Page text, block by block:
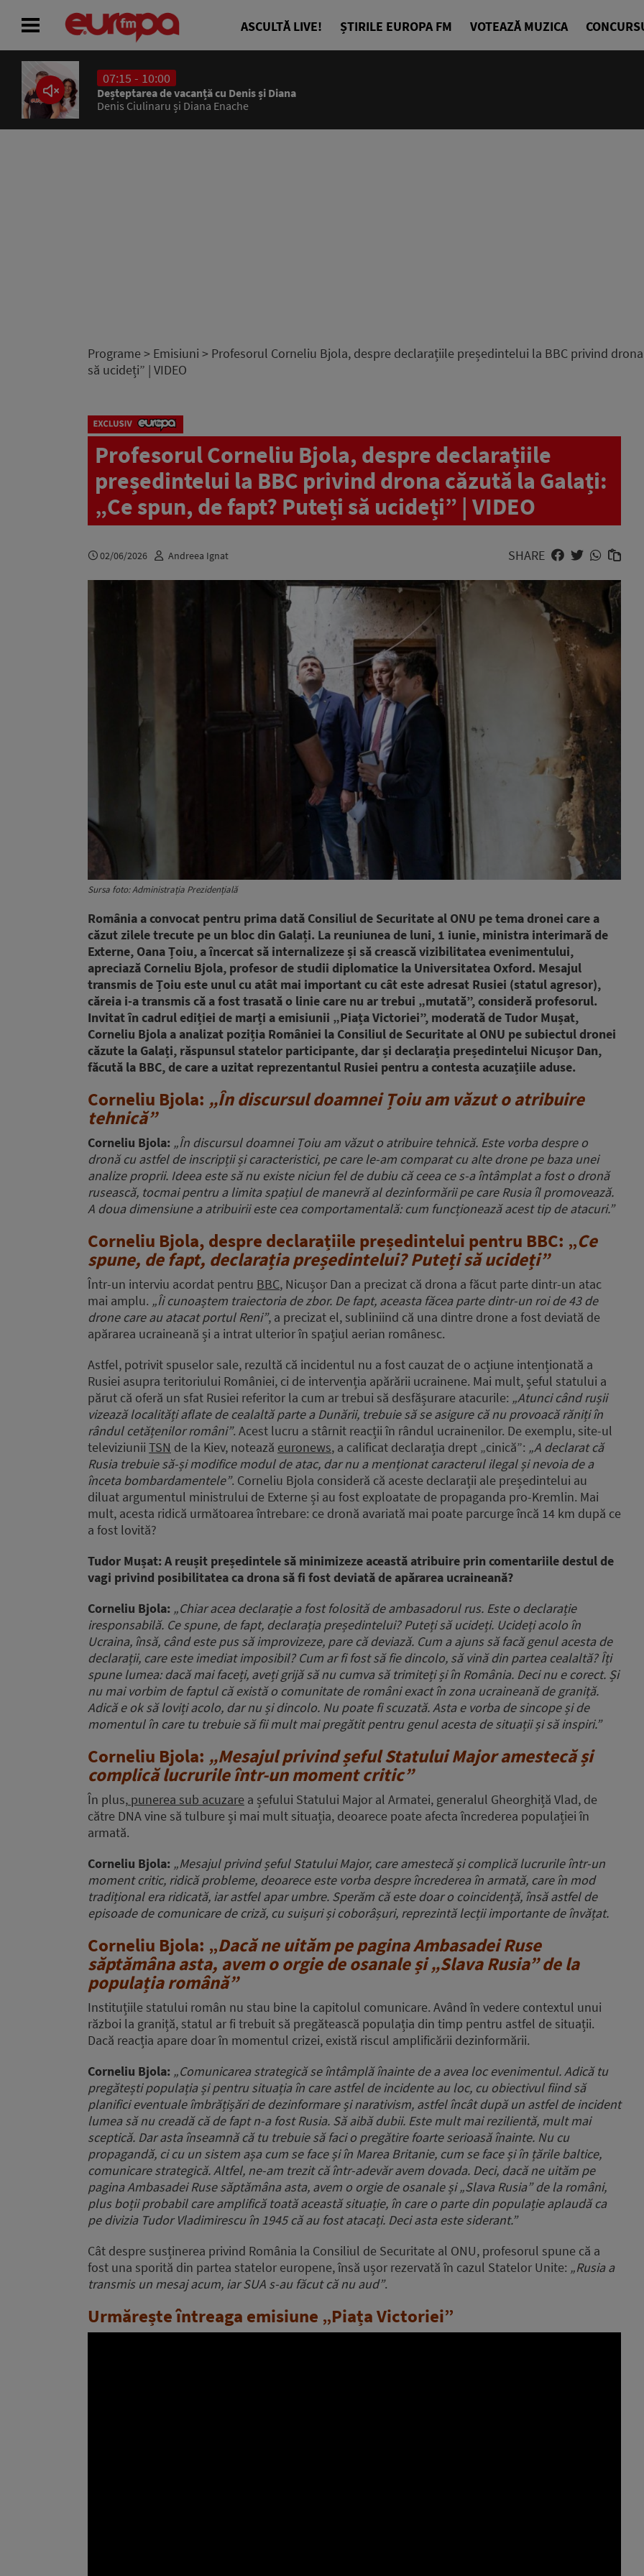
ASCULTĂ LIVE! ȘTIRILE EUROPA FM VOTEAZĂ MUZICA
07:15 - 10:00
Deșteptarea de vacanță cu Denis și Diana
Denis Ciulinaru și Diana Enache
Programe > Emisiuni > Profesorul Corneliu Bjola, despre declarațiile președintelui la BBC privind
să ucideți” | VIDEO
Profesorul Corneliu Bjola, despre declarațiile
președintelui la BBC privind drona căzută la Galați:
„Ce spun, de fapt? Puteți să ucideți” | VIDEO
02/06/2026 Andreea Ignat SHARE
Sursa foto: Administrația Prezidențială
România a convocat pentru prima dată Consiliul de Securitate al ONU pe tema dronei care a
căzut zilele trecute pe un bloc din Galați. La reuniunea de luni, 1 iunie, ministra interimară de
Externe, Oana Țoiu, a încercat să internalizeze și să crească vizibilitatea evenimentului,
apreciază Corneliu Bjola, profesor de studii diplomatice la Universitatea Oxford. Mesajul
transmis de Țoiu este unul cu atât mai important cu cât este adresat Rusiei (statul agresor),
căreia i-a transmis că a fost trasată o linie care nu ar trebui „mutată”, consideră profesorul.
Invitat în cadrul ediției de marți a emisiunii „Piața Victoriei”, moderată de Tudor Mușat,
Corneliu Bjola a analizat poziția României la Consiliul de Securitate al ONU pe subiectul dronei
căzute la Galați, răspunsul statelor participante, dar și declarația președintelui Nicușor Dan,
făcută la BBC, de care a uzitat reprezentantul Rusiei pentru a contesta acuzațiile aduse.
Corneliu Bjola: „În discursul doamnei Țoiu am văzut o atribuire
tehnică”
Corneliu Bjola: „În discursul doamnei Țoiu am văzut o atribuire tehnică. Este vorba despre o
dronă cu astfel de inscripții și caracteristici, pe care le-am comparat cu alte drone pe baza unei
analize proprii. Ideea este să nu existe niciun fel de dubiu că ceea ce s-a întâmplat a fost o dronă
rusească, tocmai pentru a limita spațiul de manevră al dezinformării pe care Rusia îl promovează.
A doua dimensiune a atribuirii este cea comportamentală: cum funcționează acest tip de atacuri.”
Corneliu Bjola, despre declarațiile președintelui pentru BBC: „Ce
spune, de fapt, declarația președintelui? Puteți să ucideți”
Într-un interviu acordat pentru BBC, Nicușor Dan a precizat că drona a făcut parte dintr-un atac
mai amplu. „Îi cunoaștem traiectoria de zbor. De fapt, aceasta făcea parte dintr-un roi de 43 de
drone care au atacat portul Reni”, a precizat el, subliniind că una dintre drone a fost deviată de
apărarea ucraineană și a intrat ulterior în spațiul aerian românesc.
Astfel, potrivit spuselor sale, rezultă că incidentul nu a fost cauzat de o acțiune intenționată a
Rusiei asupra teritoriului României, ci de intervenția apărării ucrainene. Mai mult, șeful statului a
părut că oferă un sfat Rusiei referitor la cum ar trebui să desfășurare atacurile: „Atunci când rușii
vizează localități aflate de cealaltă parte a Dunării, trebuie să se asigure că nu provoacă răniți în
rândul cetățenilor români”. Acest lucru a stârnit reacții în rândul ucrainenilor. De exemplu, site-ul
televiziunii TSN de la Kiev, notează euronews, a calificat declarația drept „cinică”: „A declarat că
Rusia trebuie să-și modifice modul de atac, dar nu a menționat caracterul ilegal și nevoia de a
înceta bombardamentele”. Corneliu Bjola consideră că aceste declarații ale președintelui au
diluat argumentul ministrului de Externe și au fost exploatate de propaganda pro-Kremlin. Mai
mult, acesta ridică următoarea întrebare: ce dronă avariată mai poate parcurge încă 14 km după ce
a fost lovită?
Tudor Mușat: A reușit președintele să minimizeze această atribuire prin comentariile destul de
vagi privind posibilitatea ca drona să fi fost deviată de apărarea ucraineană?
Corneliu Bjola: „Chiar acea declarație a fost folosită de ambasadorul rus. Este o declarație
iresponsabilă. Ce spune, de fapt, declarația președintelui? Puteți să ucideți. Ucideți acolo în
Ucraina, însă, când este pus să improvizeze, pare că deviază. Cum a ajuns să facă genul acesta de
declarații, care este imediat imposibil? Cum ar fi fost să fie dincolo, să vină din partea cealaltă? Îți
spune lumea: dacă mai faceți, aveți grijă să nu cumva să trimiteți și în România. Deci nu e corect. Și
nu mai vorbim de faptul că există o comunitate de români exact în zona ucraineană de graniță.
Adică e ok să loviți acolo, dar nu și dincolo. Nu poate fi scuzată. Asta e vorba de sincope și de
momentul în care tu trebuie să fii mult mai pregătit pentru genul acesta de situații și să inspiri.”
Corneliu Bjola: „Mesajul privind șeful Statului Major amestecă și
complică lucrurile într-un moment critic”
În plus, punerea sub acuzare a șefului Statului Major al Armatei, generalul Gheorghiță Vlad, de
către DNA vine să tulbure și mai mult situația, deoarece poate afecta încrederea populației în
armată.
Corneliu Bjola: „Mesajul privind șeful Statului Major, care amestecă și complică lucrurile într-un
moment critic, ridică probleme, deoarece este vorba despre încrederea în armată, care în mod
tradițional era ridicată, iar astfel apar umbre. Sperăm că este doar o coincidență, însă astfel de
episoade de comunicare de criză, cu suișuri și coborâșuri, reprezintă lecții importante de învățat.
Corneliu Bjola: „Dacă ne uităm pe pagina Ambasadei Ruse
săptămâna asta, avem o orgie de osanale și „Slava Rusia” de la
populația română”
Instituțiile statului român nu stau bine la capitolul comunicare. Având în vedere contextul unui
război la graniță, statul ar fi trebuit să pregătească populația din timp pentru astfel de situații.
Dacă reacția apare doar în momentul crizei, există riscul amplificării dezinformării.
Corneliu Bjola: „Comunicarea strategică se întâmplă înainte de a avea loc evenimentul. Adică tu
pregătești populația și pentru situația în care astfel de incidente au loc, cu obiectivul fiind să
planifici eventuale îmbrățișări de dezinformare și narativism, astfel încât după un astfel de incident
lumea să nu creadă că de fapt n-a fost Rusia. Să aibă dubii. Este mult mai rezilientă, mult mai
sceptică. Dar asta înseamnă că tu trebuie să faci o pregătire foarte serioasă înainte. Nu cu
propagandă, ci cu un sistem așa cum se face și în Marea Britanie, cum se face și în țările baltice,
comunicare strategică. Altfel, ne-am trezit că într-adevăr avem dovada. Deci, dacă ne uităm pe
pagina Ambasadei Ruse săptămâna asta, avem o orgie de osanale și „Slava Rusia” de la români,
plus boții probabil care amplifică toată această situație, în care o parte din populație aplaudă ca
pe divizia Tudor Vladimirescu în 1945 că au fost atacați. Deci asta este siderant.”
Cât despre susținerea privind România la Consiliul de Securitate al ONU, profesorul spune că a
fost una sporită din partea statelor europene, însă ușor rezervată în cazul Statelor Unite: „Rusia a
transmis un mesaj acum, iar SUA s-au făcut că nu aud”.
Urmărește întreaga emisiune „Piața Victoriei”
ACASĂ
ȘTIRI